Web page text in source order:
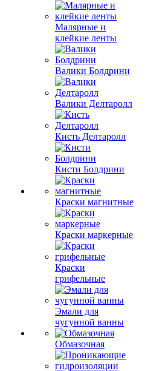
Малярные и
клейкие ленты
Валики Болдрини
Валики Делтаролл
Кисть Делтаролл
Кисти Болдрини
Краски магнитные
Краски маркерные
Краски
грифельные
Эмали для
чугунной ванны
Обмазочная